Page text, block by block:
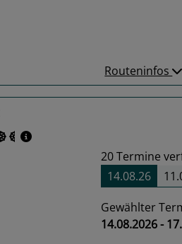
Routeninfos
20Termine
14.08.26
Gewählter
14.08.2026 -